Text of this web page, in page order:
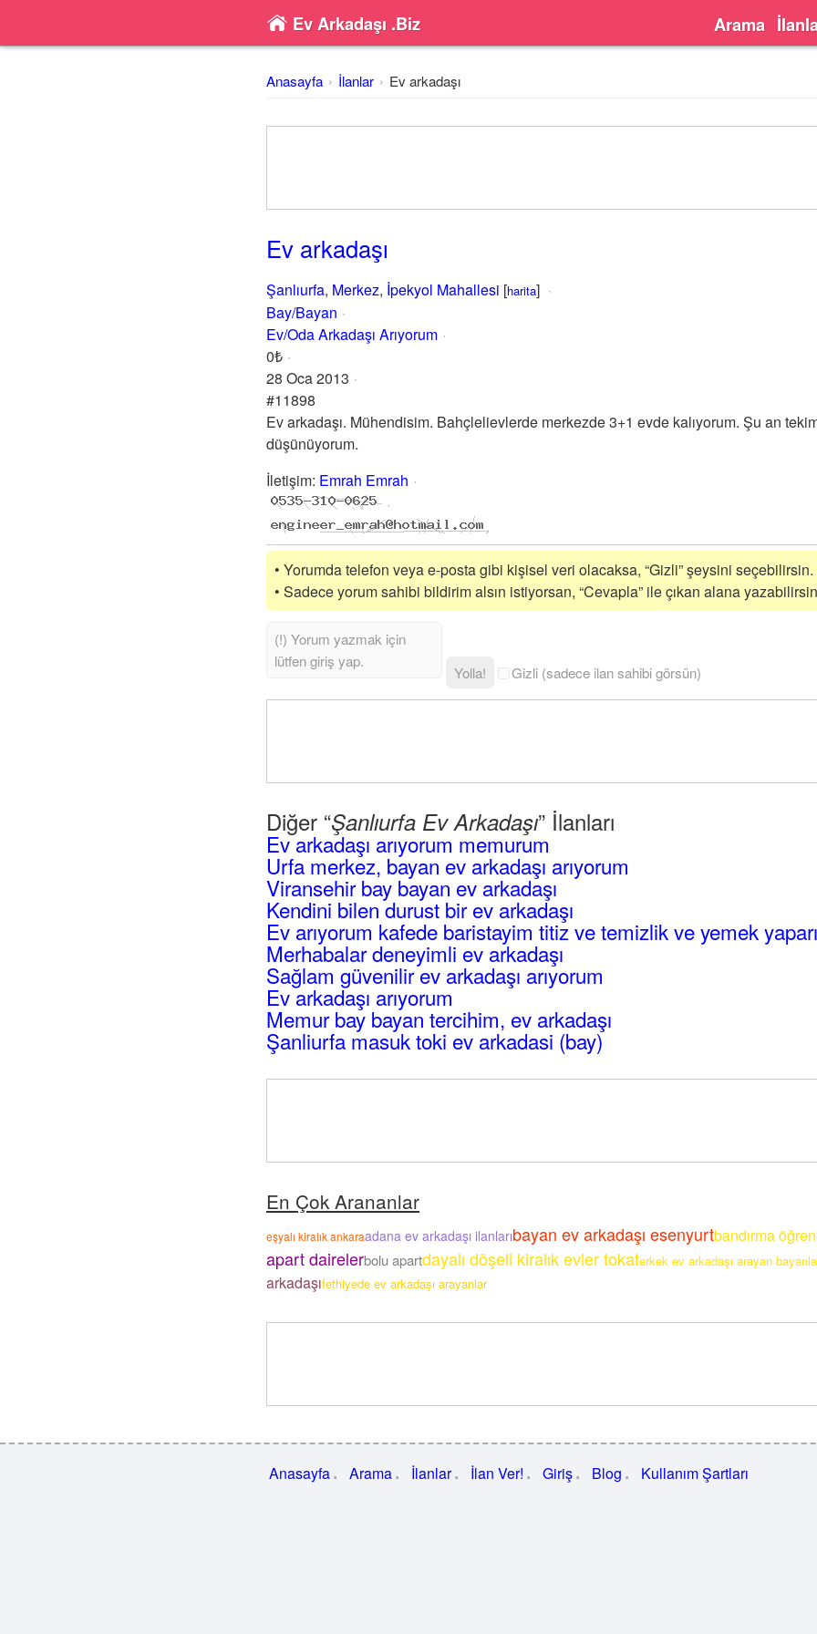
Ev Arkadaşı .Biz Arama
Anasayfa İlanlar Ev arkadaşı
Ev arkadaşı
Şanlıurfa, Merkez, İpekyol Mahallesi [harita]
Bay/Bayan
Ev/Oda Arkadaşı Arıyorum
0₺
28 Oca 2013
#11898
Ev arkadaşı. Mühendisim. Bahçlelievlerde merkezde 3+1 evde kalıyorum. Şu an
düşünüyorum.
İletişim: Emrah Emrah
• Yorumda telefon veya e-posta gibi kişisel veri olacaksa, “Gizli” şeysini seçebilirsin.
• Sadece yorum sahibi bildirim alsın istiyorsan, “Cevapla” ile çıkan alana
Yolla! Gizli (sadece ilan sahibi görsün)
Diğer “Şanlıurfa Ev Arkadaşı” İlanları
Ev arkadaşı arıyorum memurum
Urfa merkez, bayan ev arkadaşı arıyorum
Viransehir bay bayan ev arkadaşı
Kendini bilen durust bir ev arkadaşı
Ev arıyorum kafede baristayim titiz ve temizlik ve yemek
Merhabalar deneyimli ev arkadaşı
Sağlam güvenilir ev arkadaşı arıyorum
Ev arkadaşı arıyorum
Memur bay bayan tercihim, ev arkadaşı
Şanliurfa masuk toki ev arkadasi (bay)
En Çok Arananlar
eşyalı kiralık ankaraadana ev arkadaşı ilanlarıbayan ev arkadaşı esenyurtbandırma
apart dairelerbolu apartdayalı döşeli kiralık evler tokaterkek ev arkadaşı arayan
arkadaşıfethiyede ev arkadaşı arayanlar
Anasayfa Arama İlanlar İlan Ver! Giriş Blog Kullanım Şartları